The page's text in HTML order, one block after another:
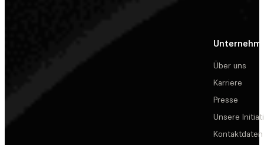
Über uns
Karriere
Presse
Unsere
Kontaktdaten